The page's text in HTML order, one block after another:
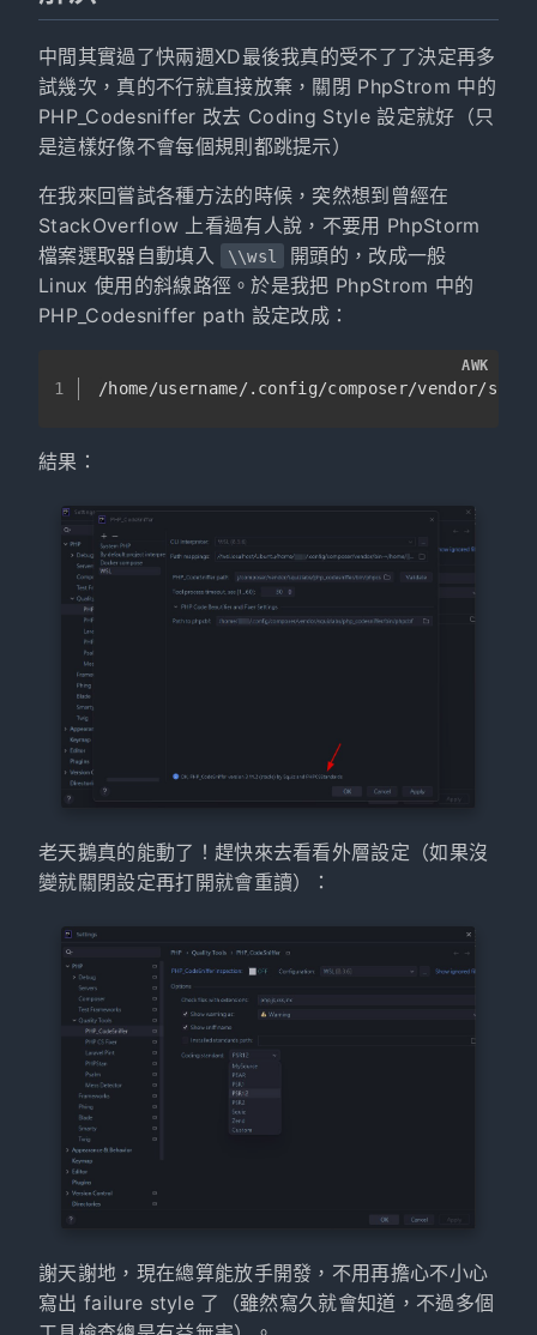
中間其實過了快兩週XD最後我真的受不了了決定再多
試幾次，真的不行就直接放棄，關閉 PhpStrom 中的
PHP_Codesniffer 改去 Coding Style 設定就好（只
是這樣好像不會每個規則都跳提示）
在我來回嘗試各種方法的時候，突然想到曾經在
StackOverflow 上看過有人說，不要用 PhpStorm
檔案選取器自動填入
\\wsl
開頭的，改成一般
Linux 使用的斜線路徑。於是我把 PhpStrom 中的
PHP_Codesniffer path 設定改成：
1 /home/username/.config/composer/vendor/
AWK
結果：
老天鵝真的能動了！趕快來去看看外層設定（如果沒
變就關閉設定再打開就會重讀）：
謝天謝地，現在總算能放手開發，不用再擔心不小心
寫出 failure style 了（雖然寫久就會知道，不過多個